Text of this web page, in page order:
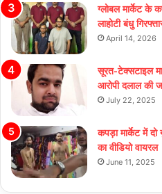
ग्लोबल मार्केट के
लाहोटी बंधु
April 14, 2026
सूरत-टेक्सटाइल
आरोपी दलाल की
July 22, 2025
कपड़ा मार्केट में
का वीडियो वायरल
June 11, 2025